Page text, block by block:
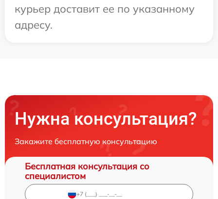
курьер доставит ее по указанному
адресу.
Нужна консультация?
Закажите бесплатную консультацию
Бесплатная консультация со
специалистом